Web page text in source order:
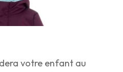
votre enfant au